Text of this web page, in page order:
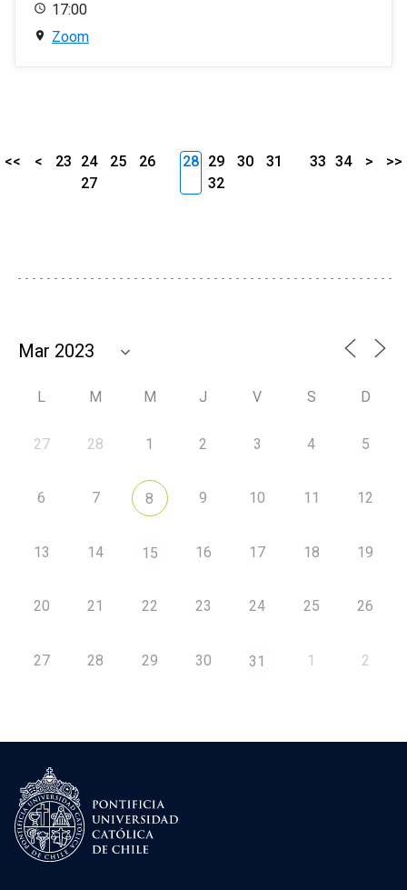
17:00
Zoom
<< < 23 24 25
26
27
28 29 30
31
32
33 34 > >>
L M M J V S D
27 28 1 2 3 4 5
6 7 8 9 10 11 12
13 14 15 16 17 18 19
20 21 22 23 24 25 26
27 28 29 30 31 1 2